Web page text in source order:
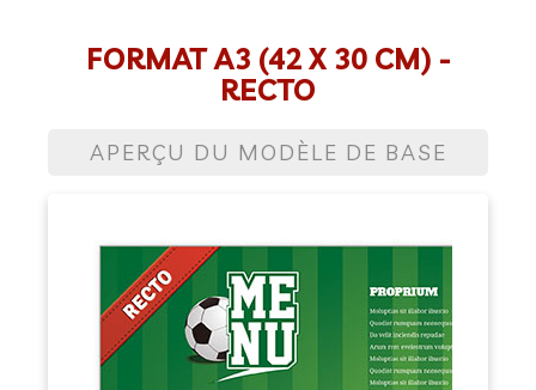
FORMAT A3 (42 X 30 CM) -
RECTO
APERÇU DU MODÈLE DE BASE